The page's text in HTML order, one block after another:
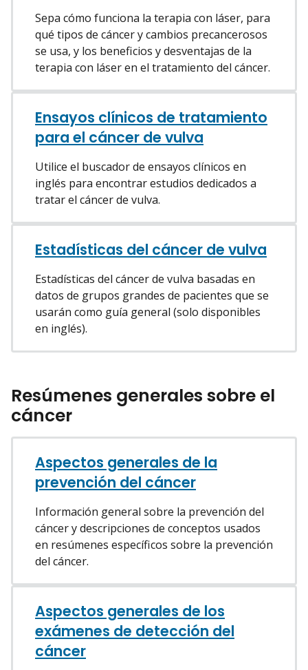
Sepa cómo funciona la terapia con láser, para
qué tipos de cáncer y cambios precancerosos
se usa, y los beneficios y desventajas de la
terapia con láser en el tratamiento del cáncer.
Ensayos clínicos de tratamiento
para el cáncer de vulva
Utilice el buscador de ensayos clínicos en
inglés para encontrar estudios dedicados a
tratar el cáncer de vulva.
Estadísticas del cáncer de vulva
Estadísticas del cáncer de vulva basadas en
datos de grupos grandes de pacientes que se
usarán como guía general (solo disponibles
en inglés).
Resúmenes generales sobre el
cáncer
Aspectos generales de la
prevención del cáncer
Información general sobre la prevención del
cáncer y descripciones de conceptos usados
en resúmenes específicos sobre la prevención
del cáncer.
Aspectos generales de los
exámenes de detección del
cáncer